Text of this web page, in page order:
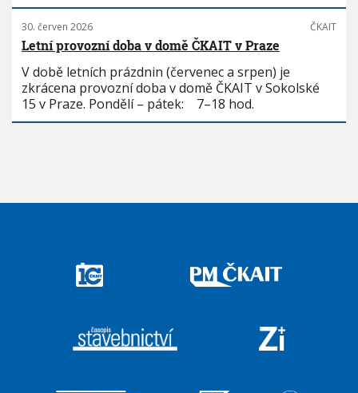
30. červen 2026 ČKAIT
Letní provozní doba v domě ČKAIT v Praze
V době letních prázdnin (červenec a srpen) je
zkrácena provozní doba v domě ČKAIT v Sokolské
15 v Praze. Pondělí – pátek: 7–18 hod.